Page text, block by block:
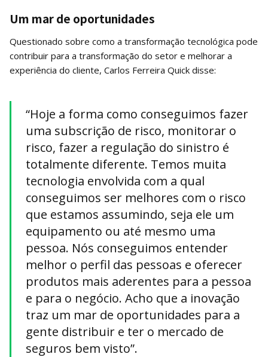
Um mar de oportunidades
Questionado sobre como a transformação tecnológica pode
contribuir para a transformação do setor e melhorar a
experiência do cliente, Carlos Ferreira Quick disse:
“Hoje a forma como conseguimos fazer
uma subscrição de risco, monitorar o
risco, fazer a regulação do sinistro é
totalmente diferente. Temos muita
tecnologia envolvida com a qual
conseguimos ser melhores com o risco
que estamos assumindo, seja ele um
equipamento ou até mesmo uma
pessoa. Nós conseguimos entender
melhor o perfil das pessoas e oferecer
produtos mais aderentes para a pessoa
e para o negócio. Acho que a inovação
traz um mar de oportunidades para a
gente distribuir e ter o mercado de
seguros bem visto”.